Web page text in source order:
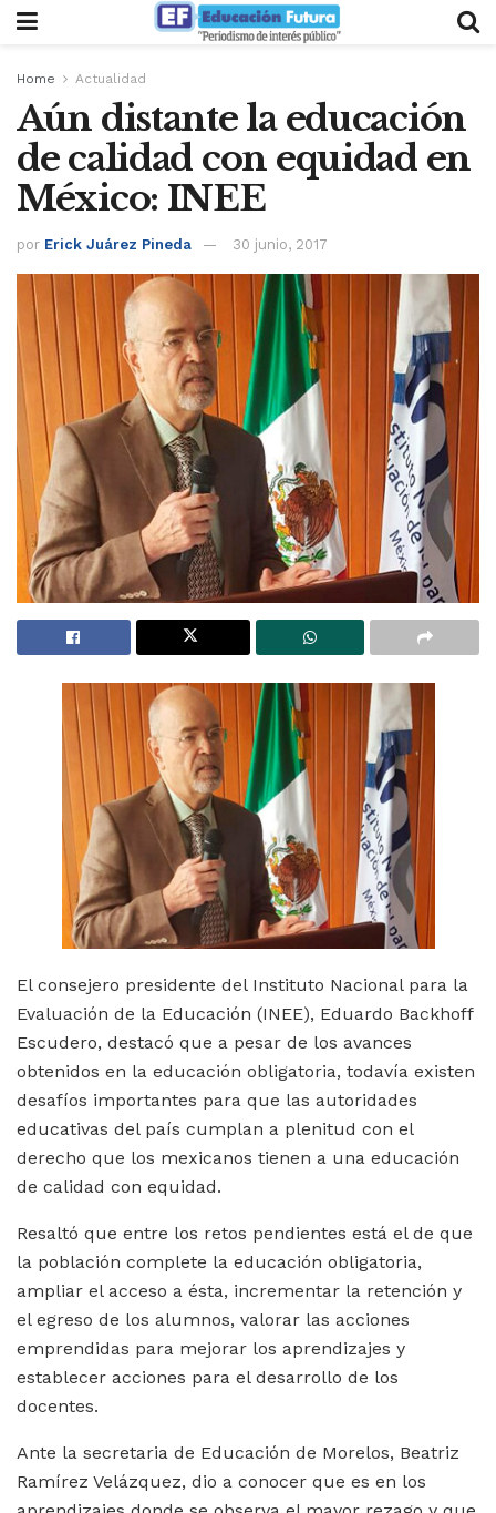
Home Actualidad
Aún distante la educación
de calidad con equidad en
México: INEE
por Erick Juárez Pineda 30 junio, 2017
El consejero presidente del Instituto Nacional para la
Evaluación de la Educación (INEE), Eduardo Backhoff
Escudero, destacó que a pesar de los avances
obtenidos en la educación obligatoria, todavía existen
desafíos importantes para que las autoridades
educativas del país cumplan a plenitud con el
derecho que los mexicanos tienen a una educación
de calidad con equidad.
Resaltó que entre los retos pendientes está el de que
la población complete la educación obligatoria,
ampliar el acceso a ésta, incrementar la retención y
el egreso de los alumnos, valorar las acciones
emprendidas para mejorar los aprendizajes y
establecer acciones para el desarrollo de los
docentes.
Ante la secretaria de Educación de Morelos, Beatriz
Ramírez Velázquez, dio a conocer que es en los